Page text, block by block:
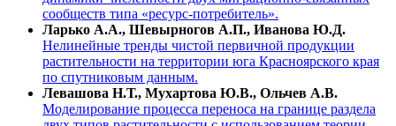
сообществ типа «ресурс-потребитель».
Ларько А.А., Шевырногов А.П., Иванова Ю.Д.
Нелинейные тренды чистой первичной продукции
растительности на территории юга Красноярского края
по спутниковым данным.
Левашова Н.Т., Мухартова Ю.В., Ольчев А.В.
Моделирование процесса переноса на границе раздела